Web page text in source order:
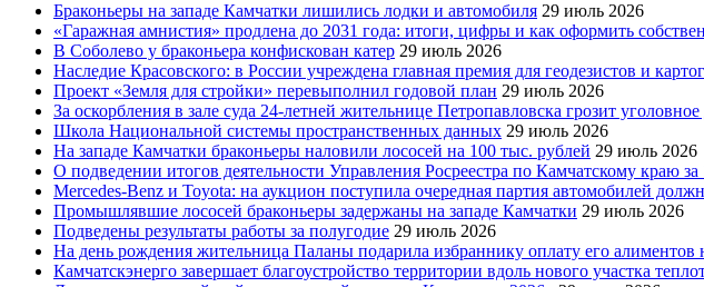
Браконьеры на западе Камчатки лишились лодки и автомобиля 29 июль 2026
«Гаражная амнистия» продлена до 2031 года: итоги, цифры и как оформить
В Соболево у браконьера конфискован катер 29 июль 2026
Наследие Красовского: в России учреждена главная премия для геодезистов и
Проект «Земля для стройки» перевыполнил годовой план 29 июль 2026
За оскорбления в зале суда 24-летней жительнице Петропавловска грозит уголовное
Школа Национальной системы пространственных данных 29 июль 2026
На западе Камчатки браконьеры наловили лососей на 100 тыс. рублей 29 июль 2026
О подведении итогов деятельности Управления Росреестра по Камчатскому краю за
Mercedes-Benz и Toyota: на аукцион поступила очередная партия автомобилей
Промышлявшие лососей браконьеры задержаны на западе Камчатки 29 июль 2026
Подведены результаты работы за полугодие 29 июль 2026
На день рождения жительница Паланы подарила избраннику оплату его алиментов
Камчатскэнерго завершает благоустройство территории вдоль нового участка